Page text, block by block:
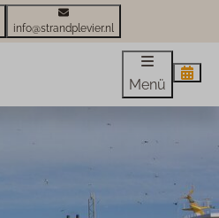
info@strandplevier.nl
Menü